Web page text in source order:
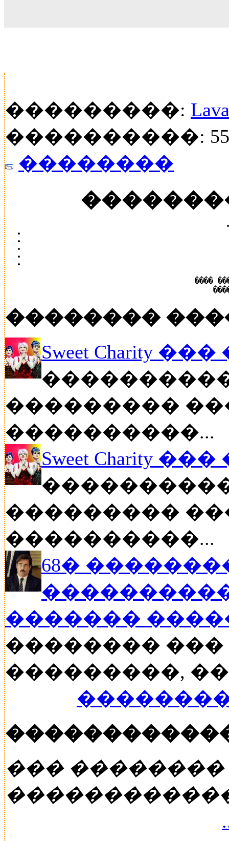
���������:
����������:
��������
����
��������
Sweet Charity
���������
����������...
Sweet Charity
���������
����������...
68�
�������
��������
���������,
���